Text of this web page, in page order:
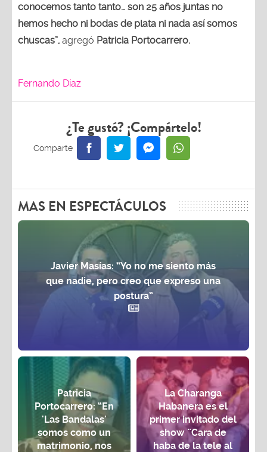
conocemos tanto tanto… son 25 años juntas no
hemos hecho ni bodas de plata ni nada así somos
chuscas”, agregó Patricia Portocarrero.
Fernando Díaz
¿Te gustó? ¡Compártelo!
MAS EN ESPECTÁCULOS
Javier Masías: “Yo no me siento más
que nadie, pero creo que expreso una
postura”
Patricia
Portocarrero: “En
'Las Bandalas'
somos como un
matrimonio, nos
La Charanga
Habanera es el
primer invitado del
show ¨Cara de
haba de la tele al